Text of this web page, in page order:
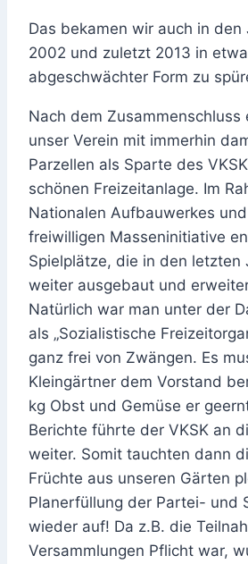
Das bekamen wir auch in den
2002 und zuletzt 2013 in
abgeschwächter Form zu
Nach dem Zusammenschluss
unser Verein mit immerhin
Parzellen als Sparte des
schönen Freizeitanlage. Im
Nationalen Aufbauwerkes
freiwilligen Masseninitiative
Spielplätze, die in den letzten
weiter ausgebaut und
Natürlich war man unter der
als „Sozialistische
ganz frei von Zwängen. Es
Kleingärtner dem Vorstand
kg Obst und Gemüse er
Berichte führte der VKSK an
weiter. Somit tauchten dann
Früchte aus unseren Gärten
Planerfüllung der Partei- und
wieder auf! Da z.B. die
Versammlungen Pflicht war,